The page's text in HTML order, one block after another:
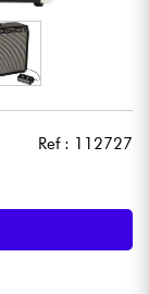
Ref : 112727